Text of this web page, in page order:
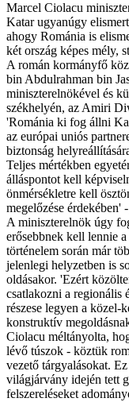
Marcel Ciolacu
Katar ugyanúgy
ahogy Románia is
két ország képes mély,
A román kormányfő
bin Abdulrahman bin
miniszterelnökével és
székhelyén, az Amiri
'Románia ki fog állni
az európai uniós
biztonság
Teljes mértékben
álláspontot kell
önmérsékletre kell
megelőzése érdekében'
A miniszterelnök úgy
erősebbnek kell lennie
történelem során már
jelenlegi helyzetben is
oldásakor. 'Ezért
csatlakozni a regionális
részese legyen a közel-
konstruktív
Ciolacu méltányolta,
lévő túszok - köztük
vezető tárgyalásokat.
világjárvány idején tett
felszereléseket